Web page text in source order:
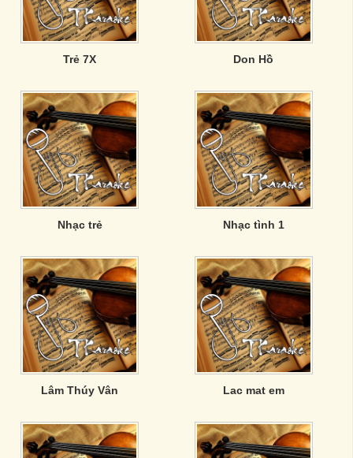
Trẻ 7X Don Hồ
Nhạc trẻ Nhạc tình 1
Lâm Thúy Vân Lac mat em